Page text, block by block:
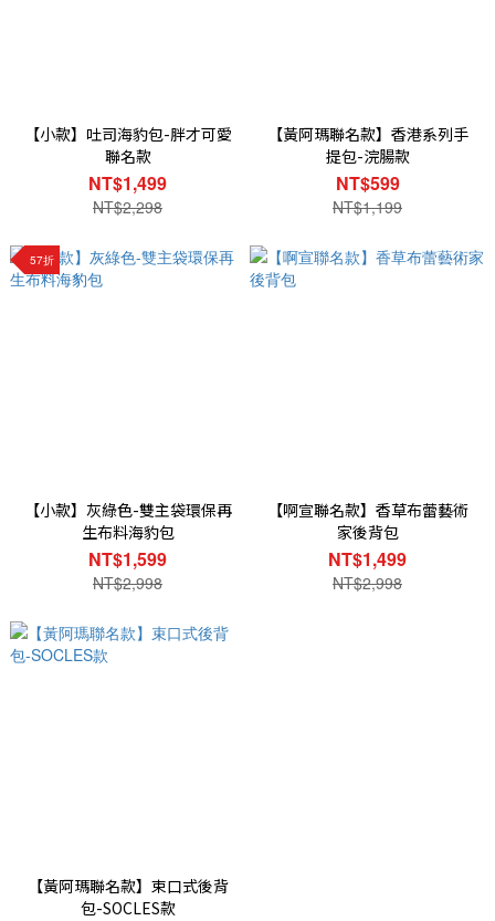
【小款】吐司海豹包-胖才可愛
聯名款
NT$1,499
NT$2,298
【黃阿瑪聯名款】香港系列手
提包-浣腸款
NT$599
NT$1,199
57折
【小款】灰綠色-雙主袋環保再
生布料海豹包
NT$1,599
NT$2,998
【啊宣聯名款】香草布蕾藝術
家後背包
NT$1,499
NT$2,998
【黃阿瑪聯名款】束口式後背
包-SOCLES款